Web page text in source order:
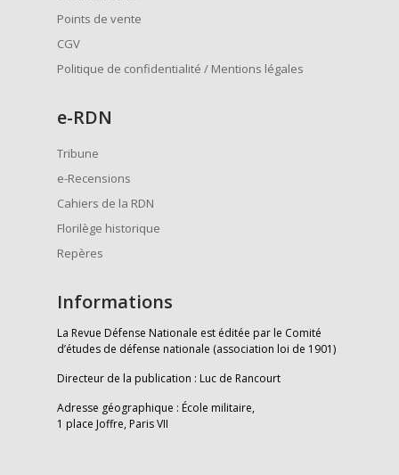
Points de vente
CGV
Politique de confidentialité / Mentions légales
e-RDN
Tribune
e-Recensions
Cahiers de la RDN
Florilège historique
Repères
Informations
La Revue Défense Nationale est éditée par le Comité
d’études de défense nationale (association loi de 1901)
Directeur de la publication : Luc de Rancourt
Adresse géographique : École militaire,
1 place Joffre, Paris VII